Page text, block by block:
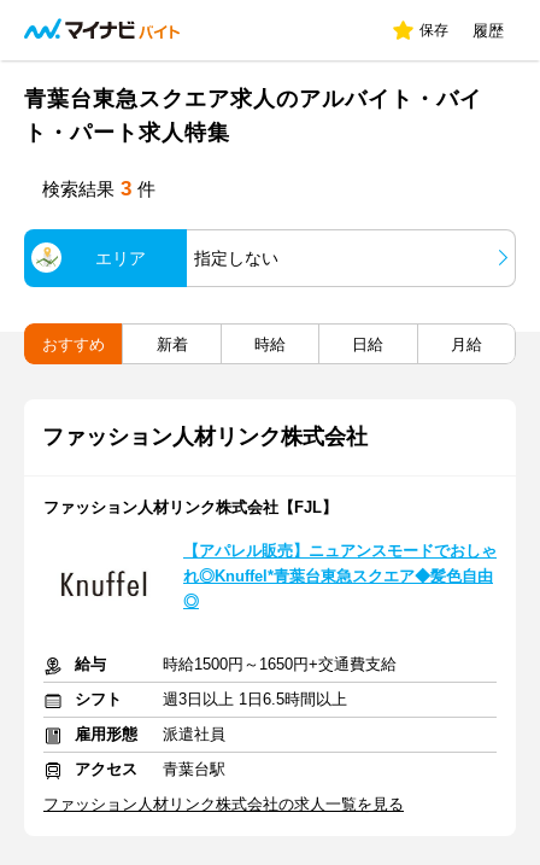
保存 履歴
青葉台東急スクエア求人のアルバイト・バイ
ト・パート求人特集
検索結果 3 件
エリア 指定しない
おすすめ 新着 時給 日給 月給
ファッション人材リンク株式会社
ファッション人材リンク株式会社【FJL】
【アパレル販売】ニュアンスモードでおしゃ
れ◎Knuffel*青葉台東急スクエア◆髪色自由
◎
給与
時給1500円～1650円+交通費支給
シフト
週3日以上 1日6.5時間以上
雇用形態
派遣社員
アクセス
青葉台駅
ファッション人材リンク株式会社の求人一覧を見る